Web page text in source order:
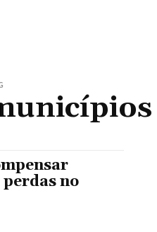
no